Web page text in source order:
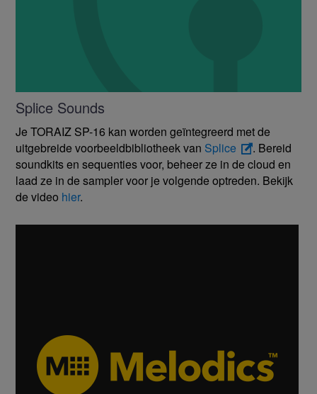
Splice Sounds
Je TORAIZ SP-16 kan worden geïntegreerd met de
uitgebreide voorbeeldbibliotheek van Splice
. Bereid
soundkits en sequenties voor, beheer ze in de cloud en
laad ze in de sampler voor je volgende optreden. Bekijk
de video hier.